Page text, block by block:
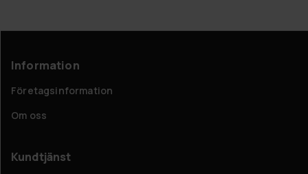
Information
Företagsinformation
Om oss
Kundtjänst